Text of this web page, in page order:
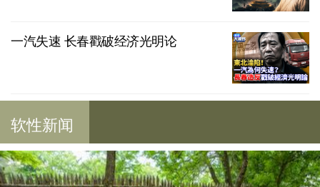
一汽失速 长春戳破经济光明论
软性新闻